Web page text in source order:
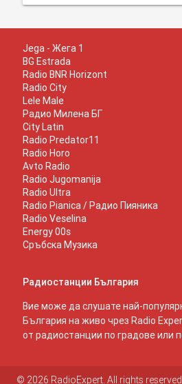
Jega - Жега 1
BG Estrada
Radio BNR Horizont
Radio City
Lele Male
Радио Милена БГ
City Latin
Radio Predator11
Radio Horo
Avto Radio
Radio Jugomanija
Radio Ultra
Radio Pianica / Радио Пияника
Radio Veselina
Energy 00s
Сръбска Музика
Радиостанции България
Вие може да слушате най-
България на живо чрез Radio
от радиостанции по градове или
© 2026 RadioExpert. All rights